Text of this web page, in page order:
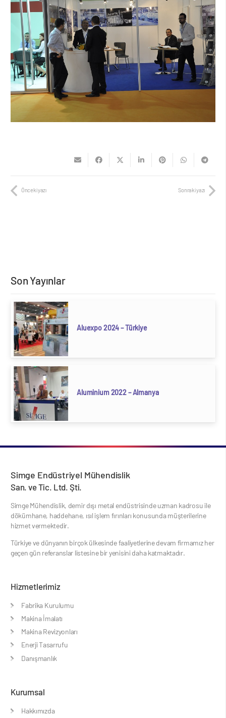
Önceki yazı Sonraki yazı
Son Yayınlar
Aluexpo 2024 – Türkiye
Aluminium 2022 – Almanya
Simge Endüstriyel Mühendislik
San. ve Tic. Ltd. Şti.
Simge Mühendislik, demir dışı metal endüstri­sinde uzman kadrosu ile
dökümhane, haddeha­ne, ısıl işlem fırınları konusunda müşterilerine
hizmet vermektedir.
Türkiye ve dünyanın birçok ülkesinde faaliyetlerine devam firmamız her
geçen gün referanslar listesine bir yenisini daha katmaktadır.
Hizmetlerimiz
Fabrika Kurulumu
Makina İmalatı
Makina Revizyonları
Enerji Tasarrufu
Danışmanlık
Kurumsal
Hakkımızda